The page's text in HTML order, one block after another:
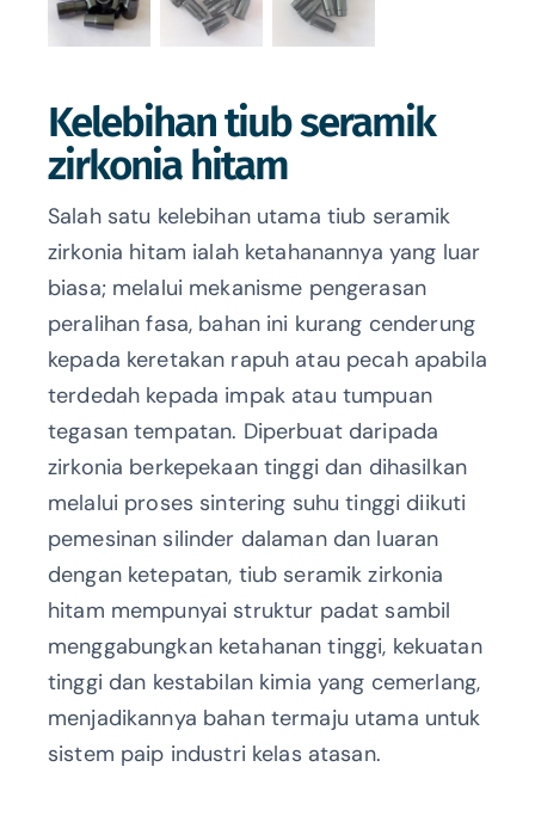
Kelebihan tiub seramik
zirkonia hitam
Salah satu kelebihan utama tiub seramik
zirkonia hitam ialah ketahanannya yang luar
biasa; melalui mekanisme pengerasan
peralihan fasa, bahan ini kurang cenderung
kepada keretakan rapuh atau pecah apabila
terdedah kepada impak atau tumpuan
tegasan tempatan. Diperbuat daripada
zirkonia berkepekaan tinggi dan dihasilkan
melalui proses sintering suhu tinggi diikuti
pemesinan silinder dalaman dan luaran
dengan ketepatan, tiub seramik zirkonia
hitam mempunyai struktur padat sambil
menggabungkan ketahanan tinggi, kekuatan
tinggi dan kestabilan kimia yang cemerlang,
menjadikannya bahan termaju utama untuk
sistem paip industri kelas atasan.